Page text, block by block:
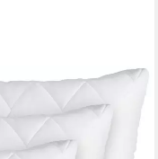
- in vielen Größen -
Seitschläfer,
4-tlg., Reißverschluss